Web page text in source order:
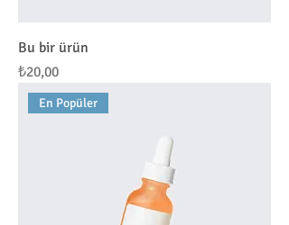
Bu bir ürün
Fiyat
₺20,00
En Popüler